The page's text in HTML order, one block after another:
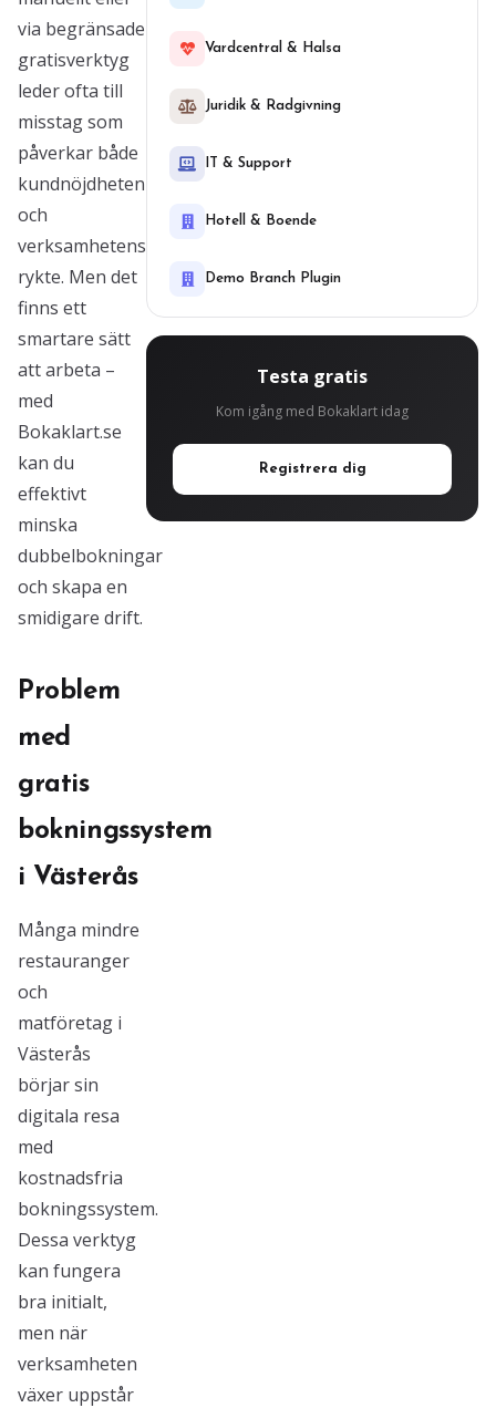
via begränsade
gratisverktyg
leder ofta till
misstag som
påverkar både
kundnöjdheten
och
verksamhetens
rykte. Men det
finns ett
smartare sätt
att arbeta –
med
Bokaklart.se
kan du
effektivt
minska
dubbelbokningar
och skapa en
smidigare drift.
Problem
med
gratis
bokningssystem
i Västerås
Många mindre
restauranger
och
matföretag i
Västerås
börjar sin
digitala resa
med
kostnadsfria
bokningssystem.
Dessa verktyg
kan fungera
bra initialt,
men när
verksamheten
växer uppstår
Vardcentral & Halsa
Juridik & Radgivning
IT & Support
Hotell & Boende
Demo Branch Plugin
Testa gratis
Kom igång med Bokaklart idag
Registrera dig